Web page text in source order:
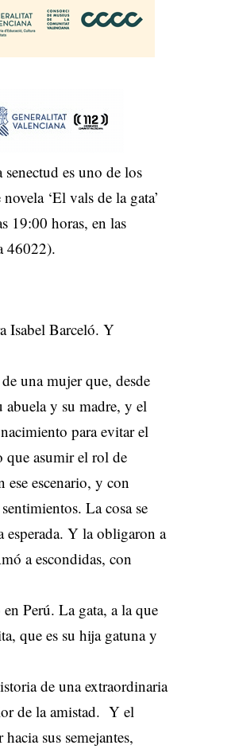
es uno de los
‘El vals de la gata’
19:00 horas, en las
46022).
Isabel Barceló. Y
una mujer que, desde
abuela y su madre, y el
para evitar el
que asumir el rol de
escenario, y con
La cosa se
esperada. Y la obligaron a
a escondidas, con
Perú. La gata, a la que
que es su hija gatuna y
de una extraordinaria
de la amistad. Y el
sus semejantes,